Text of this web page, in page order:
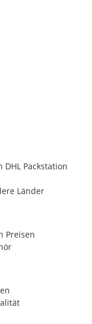
DHL Packstation
Länder
Preisen